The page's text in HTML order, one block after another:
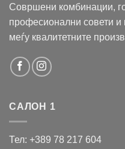
Совршени комбинации,
професионални совети и
меѓу квалитетните
САЛОН 1
Тел: +389 78 217 604